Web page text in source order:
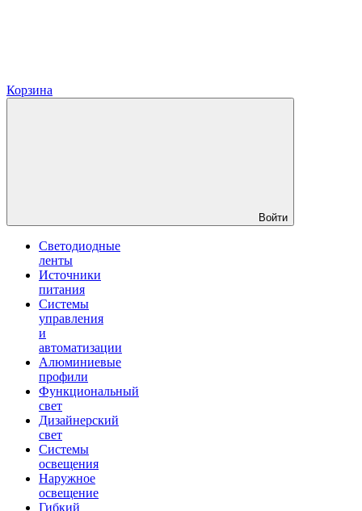
Корзина
Войти
Светодиодные
ленты
Источники
питания
Системы
управления
и
автоматизации
Алюминиевые
профили
Функциональный
свет
Дизайнерский
свет
Системы
освещения
Наружное
освещение
Гибкий